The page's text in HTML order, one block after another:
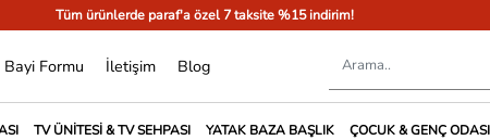
Tüm ürünlerde paraf'a özel 7 taksite %15 indirim!
Bayi Formu İletişim Blog
TV ÜNITESI & TV SEHPASI YATAK BAZA BAŞLIK ÇOCUK & GENÇ ODASI